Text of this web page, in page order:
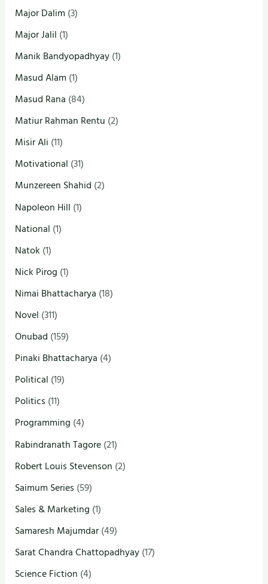
Major Dalim (3)
Major Jalil (1)
Manik Bandyopadhyay(1)
Masud Alam (1)
Masud Rana (84)
Matiur Rahman Rentu (2)
Misir Ali (11)
Motivational (31)
Munzereen Shahid (2)
Napoleon Hill (1)
National (1)
Natok (1)
Nick Pirog (1)
Nimai Bhattacharya (18)
Novel (311)
Onubad (159)
Pinaki Bhattacharya (4)
Political (19)
Politics (11)
Programming (4)
Rabindranath Tagore(21)
Robert Louis Stevenson (2)
Saimum Series (59)
Sales & Marketing (1)
Samaresh Majumdar(49)
Sarat Chandra Chattopadhyay(17)
Science Fiction (4)